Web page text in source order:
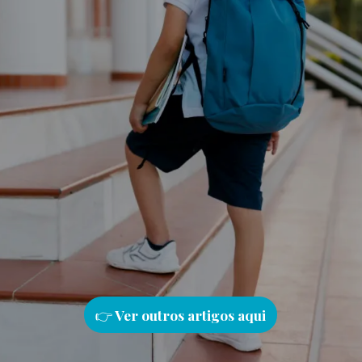
👉Ver outros artigos aqui